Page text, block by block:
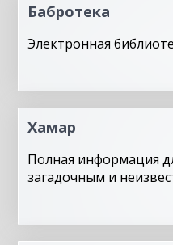
Бабротека
Электронная
Хамар
Полная информация
загадочным и